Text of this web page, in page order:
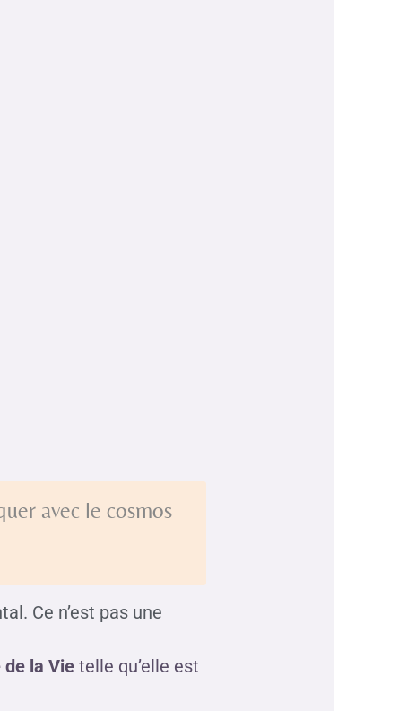
avec le cosmos
Ce n’est pas une
de la Vie telle qu’elle est